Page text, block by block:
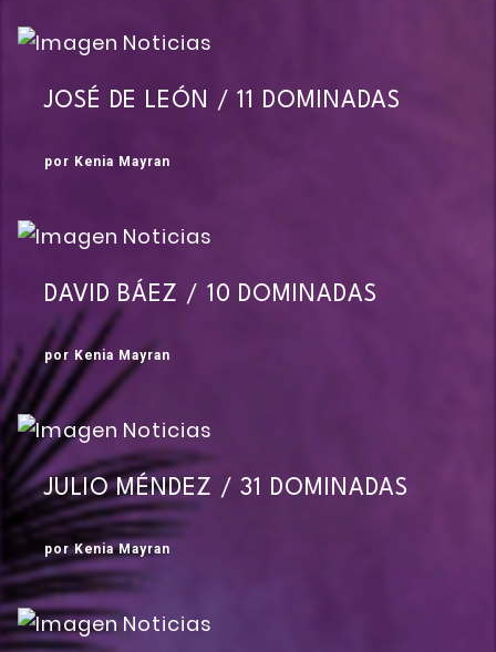
JOSÉ DE LEÓN / 11 DOMINADAS
por Kenia Mayran
DAVID BÁEZ / 10 DOMINADAS
por Kenia Mayran
JULIO MÉNDEZ / 31 DOMINADAS
por Kenia Mayran